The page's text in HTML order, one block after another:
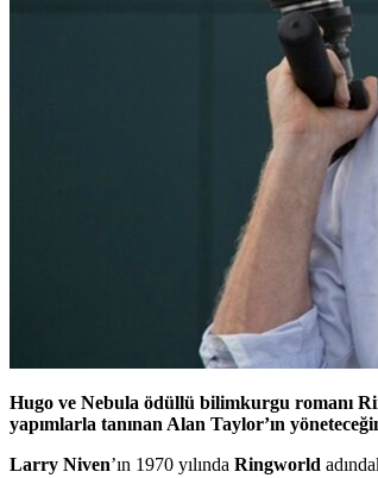
Hugo ve Nebula ödüllü bilimkurgu romanı
yapımlarla tanınan Alan Taylor’ın
Larry Niven’ın 1970 yılında Ringworld